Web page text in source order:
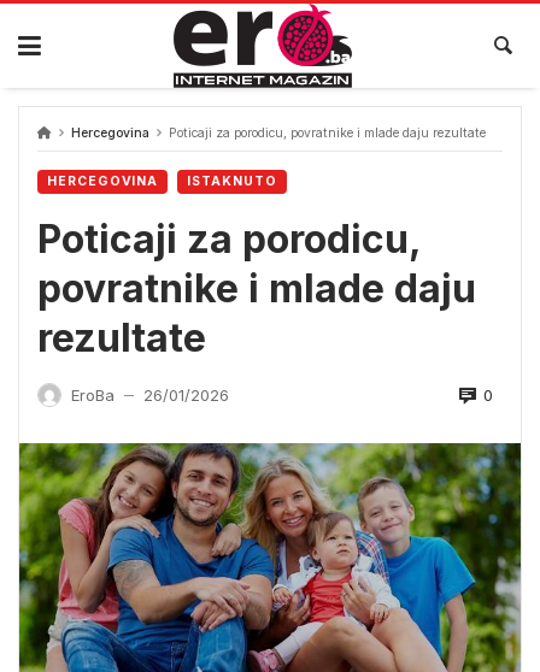
Skip
content
Hercegovina Poticaji za porodicu, povratnike i mlade daju rezultate
HERCEGOVINA ISTAKNUTO
Poticaji za porodicu,
povratnike i mlade daju
rezultate
EroBa — 26/01/2026 0